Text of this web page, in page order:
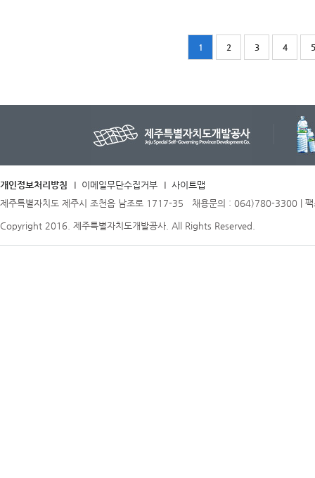
1 2 3 4 5
개인정보처리방침 이메일무단수집거부
사이트맵
제주특별자치도 제주시 조천읍 남조로 1717-35 채용문의 : 064)780-3300 |
Copyright 2016. 제주특별자치도개발공사. All Rights Reserved.